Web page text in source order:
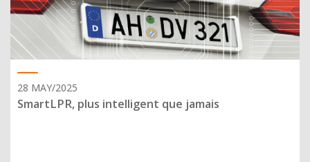
28 MAY/2025
SmartLPR, plus intelligent que jamais